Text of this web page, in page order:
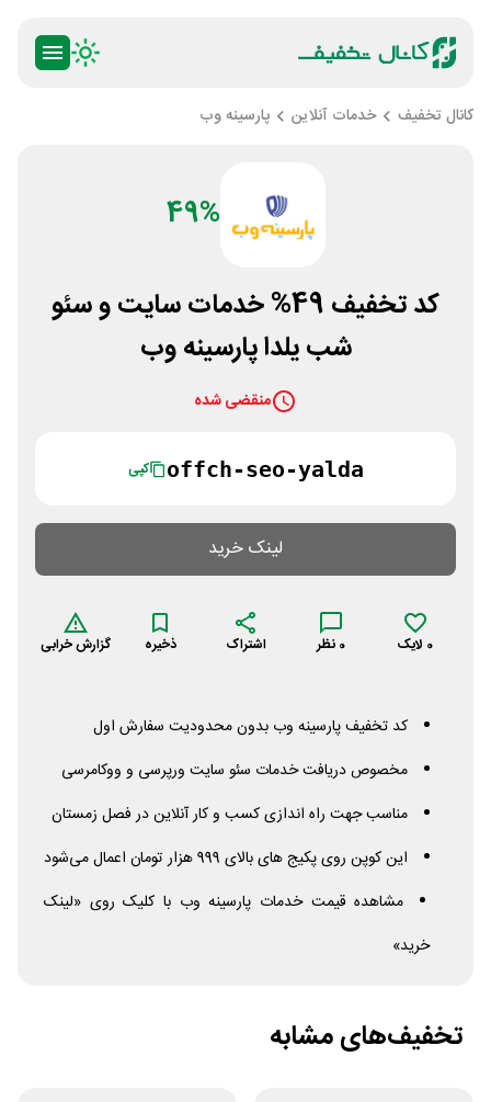
کانال تخفیف خدمات آنلاین پارسینه وب
49%
کد تخفیف 49% خدمات سایت و سئو
شب یلدا پارسینه وب
منقضی شده
offch-seo-yalda کپی
لینک خرید
0 لایک 0 نظر اشتراک ذخیره گزارش خرابی
کد تخفیف پارسینه وب بدون محدودیت سفارش اول
مخصوص دریافت خدمات سئو سایت ورپرسی و ووکامرسی
مناسب جهت راه اندازی کسب و کار آنلاین در فصل زمستان
این کوپن روی پکیج های بالای 999 هزار تومان اعمال می‌شود
مشاهده قیمت خدمات پارسینه وب با کلیک روی «لینک
خرید»
تخفیف‌های مشابه